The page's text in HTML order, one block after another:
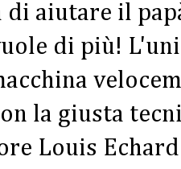
di aiutare il
di più!
la giusta
Louis